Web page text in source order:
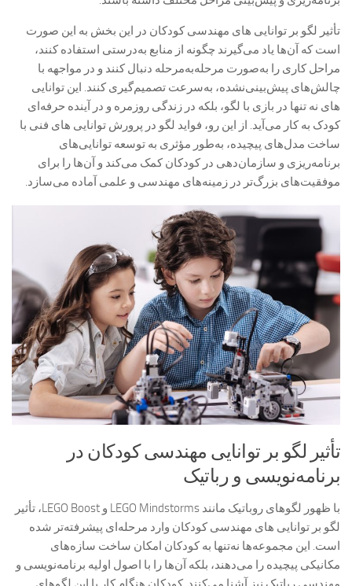
تأثیر لگو بر توانایی های مهندسی کودکان در این بخش به این صورت
است که آن‌ها یاد می‌گیرند چگونه از منابع به‌درستی استفاده کنند،
مراحل کاری را به‌صورت مرحله‌به‌مرحله دنبال کنند و در مواجهه با
چالش‌های پیش‌بینی‌نشده، به‌سرعت تصمیم‌گیری کنند. این توانایی
های نه تنها در بازی با لگو، بلکه در زندگی روزمره و در آینده حرفه‌ای
کودک به کار می‌آید. از این رو، فواید لگو در پرورش توانایی های فنی با
ساخت مدل‌های پیچیده، به‌طور مؤثری به توسعه توانایی‌های
برنامه‌ریزی و سازمان‌دهی در کودکان کمک می‌کند و آن‌ها را برای
موفقیت‌های بزرگ‌تر در زمینه‌های مهندسی و علمی آماده می‌سازد.
تأثیر لگو بر توانایی مهندسی کودکان در
برنامه‌نویسی و رباتیک
با ظهور لگوهای روباتیک مانند LEGO Mindstorms و LEGO Boost، تأثیر
لگو بر توانایی های مهندسی کودکان وارد مرحله‌ای پیشرفته‌تر شده
است. این مجموعه‌ها نه‌تنها به کودکان امکان ساخت سازه‌های
مکانیکی پیچیده را می‌دهند، بلکه آن‌ها را با اصول اولیه برنامه‌نویسی و